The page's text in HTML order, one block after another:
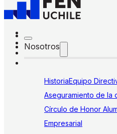
Nosotros
HistoriaEquipo
Aseguramiento de la
Círculo de Honor
Empresarial